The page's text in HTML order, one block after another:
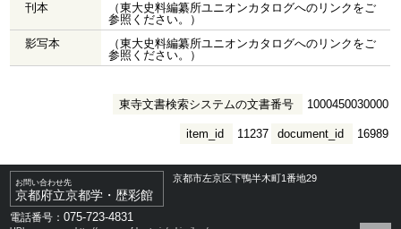
刊本
（東大史料編纂所ユニオンカタログへのリンクをご
参照ください。）
影写本
（東大史料編纂所ユニオンカタログへのリンクをご
参照ください。）
東寺文書検索システムの文書番号 1000450030000
document_id 16989
item_id 11237
お問い合わせ先
京都府立京都学・歴彩館
京都市左京区下鴨半木町1番地29
電話番号：075-723-4831